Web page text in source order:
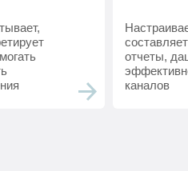
отчеты,
каналов